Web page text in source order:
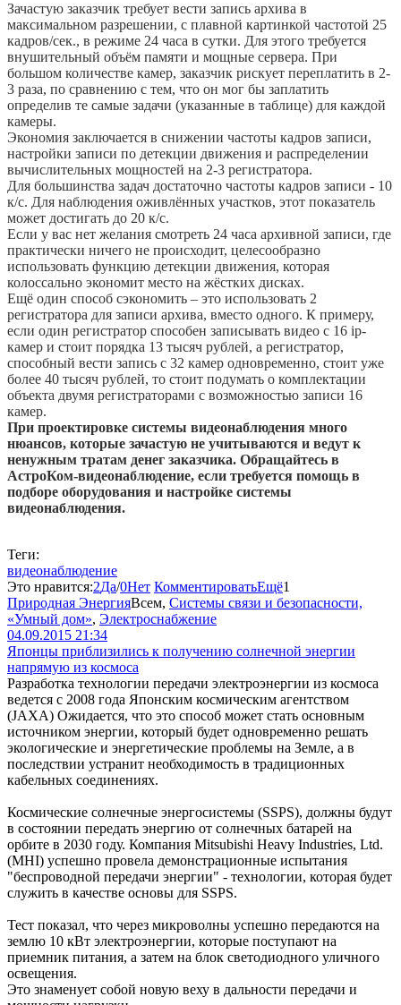
Зачастую заказчик требует вести запись архива в
максимальном разрешении, с плавной картинкой частотой 25
кадров/сек., в режиме 24 часа в сутки. Для этого требуется
внушительный объём памяти и мощные сервера. При
большом количестве камер, заказчик рискует переплатить в 2-
3 раза, по сравнению с тем, что он мог бы заплатить
определив те самые задачи (указанные в таблице) для каждой
камеры.
Экономия заключается в снижении частоты кадров записи,
настройки записи по детекции движения и распределении
вычислительных мощностей на 2-3 регистратора.
Для большинства задач достаточно частоты кадров записи - 10
к/с. Для наблюдения оживлённых участков, этот показатель
может достигать до 20 к/с.
Если у вас нет желания смотреть 24 часа архивной записи, где
практически ничего не происходит, целесообразно
использовать функцию детекции движения, которая
колоссально экономит место на жёстких дисках.
Ещё один способ сэкономить – это использовать 2
регистратора для записи архива, вместо одного. К примеру,
если один регистратор способен записывать видео с 16 ip-
камер и стоит порядка 13 тысяч рублей, а регистратор,
способный вести запись с 32 камер одновременно, стоит уже
более 40 тысяч рублей, то стоит подумать о комплектации
объекта двумя регистраторами с возможностью записи 16
камер.
При проектировке системы видеонаблюдения много
нюансов, которые зачастую не учитываются и ведут к
ненужным тратам денег заказчика. Обращайтесь в
АстроКом-видеонаблюдение, если требуется помощь в
подборе оборудования и настройке системы
видеонаблюдения.
Теги:
видеонаблюдение
Это нравится:2Да/0Нет КомментироватьЕщё1
Природная ЭнергияВсем, Системы связи и безопасности,
«Умный дом», Электроснабжение
04.09.2015 21:34
Японцы приблизились к получению солнечной энергии
напрямую из космоса
Разработка технологии передачи электроэнергии из космоса
ведется с 2008 года Японским космическим агентством
(JAXA) Ожидается, что это способ может стать основным
источником энергии, который будет одновременно решать
экологические и энергетические проблемы на Земле, а в
последствии устранит необходимость в традиционных
кабельных соединениях.
Космические солнечные энергосистемы (SSPS), должны будут
в состоянии передать энергию от солнечных батарей на
орбите в 2030 году. Компания Mitsubishi Heavy Industries, Ltd.
(MHI) успешно провела демонстрационные испытания
"беспроводной передачи энергии" - технологии, которая будет
служить в качестве основы для SSPS.
Тест показал, что через микроволны успешно передаются на
землю 10 кВт электроэнергии, которые поступают на
приемник питания, а затем на блок светодиодного уличного
освещения.
Это знаменует собой новую веху в дальности передачи и